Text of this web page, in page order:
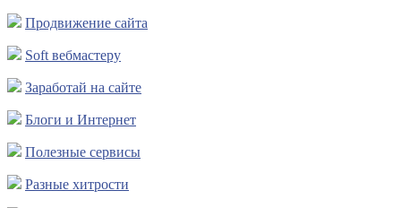
Продвижение сайта
Soft вебмастеру
Заработай на сайте
Блоги и Интернет
Полезные сервисы
Разные хитрости